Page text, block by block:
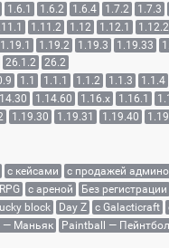
1.6.1 1.6.2 1.6.4 1.7.2 1.7.3
1.11.2 1.12 1.12.1 1.12.2
1.19.1 1.19.2 1.19.3 1.19.33
26.1.2 26.2
1.1 1.1.1 1.1.2 1.1.3 1.1.4
1.14.60 1.16.x 1.16.1
1.19.30 1.19.31 1.19.40
с кейсами с продажей
с ареной Без регистрации
block Day Z с Galacticraft
— Маньяк Paintball — Пейнтбол